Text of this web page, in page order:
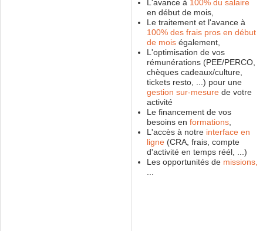
L'avance à 100% du salaire
en début de mois,
Le traitement et l'avance à
100% des frais pros en début
de moiségalement,
L'optimisation de vos
rémunérations (PEE/PERCO,
chèques cadeaux/culture,
tickets resto, ...) pour une
gestion sur-mesurede votre
activité
Le financement de vos
besoins en formations,
L'accès à notre interface en
ligne(CRA, frais, compte
d'activité en temps réél, ...)
Les opportunités de missions,
...